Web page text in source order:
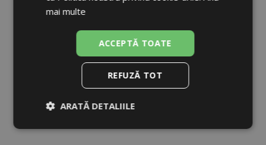
mai multe
ACCEPTĂ TOATE
REFUZĂ TOT
ARATĂ DETALIILE
Strict
De
De